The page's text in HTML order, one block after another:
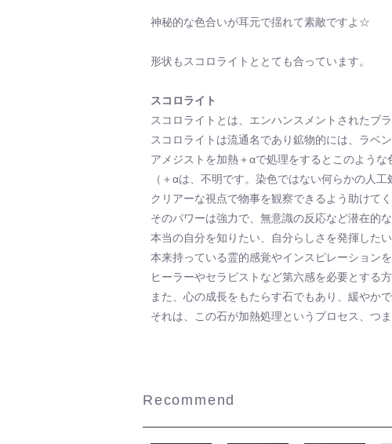
神秘的な色合いが耳元で揺れて素敵ですよ☆
形状もスコロライトととても合っています。
スコロライト
スコロライトとは、エンハンスメントされたブ
スコロライトは流通名であり鉱物的には、ラベ
アメジストを加熱＋αで処理をするとこのような
（＋αは、不明です。染色ではない何らかの人
クリアーな視点で物事を観察できるよう助けてく
そのパワーは強力で、無意識の反応など潜在的な
本当の自分を知りたい、自分らしさを発揮した
本来持っている霊的感覚やインスピレーション
ヒーラーやセラピストなど第六感を必要とする
また、心の成長をもたらす石でもあり、緩やか
それは、この石が加熱処理というプロセス、つ
Recommend